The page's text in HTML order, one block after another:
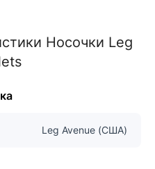
Носочки Leg
Leg Avenue (США)